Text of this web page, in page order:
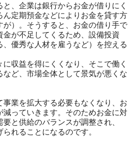
、企業は銀行からお金が借りにく
ん定期預金などによりお金を貸す方
が）。そうすると、お金の借り手で
金が不足してくるため、設備投資
、優秀な人材を雇うなど）を控える
収益を得にくくなり、そこで働く
など、市場全体として景気が悪くな
事業を拡大する必要もなくなり、お
減っていきます。そのためお金に対
と供給のバランスが調整され、
れることになるのです。